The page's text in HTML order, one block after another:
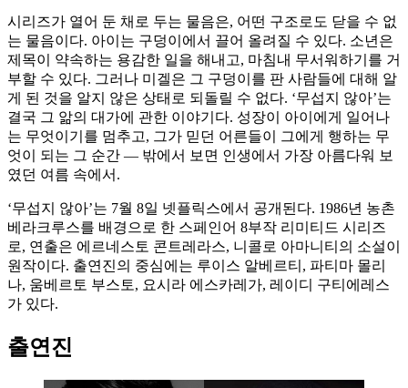
시리즈가 열어 둔 채로 두는 물음은, 어떤 구조로도 닫을 수 없
는 물음이다. 아이는 구덩이에서 끌어 올려질 수 있다. 소년은
제목이 약속하는 용감한 일을 해내고, 마침내 무서워하기를 거
부할 수 있다. 그러나 미겔은 그 구덩이를 판 사람들에 대해 알
게 된 것을 알지 않은 상태로 되돌릴 수 없다. ‘무섭지 않아’는
결국 그 앎의 대가에 관한 이야기다. 성장이 아이에게 일어나
는 무엇이기를 멈추고, 그가 믿던 어른들이 그에게 행하는 무
엇이 되는 그 순간 — 밖에서 보면 인생에서 가장 아름다워 보
였던 여름 속에서.
‘무섭지 않아’는 7월 8일 넷플릭스에서 공개된다. 1986년 농촌
베라크루스를 배경으로 한 스페인어 8부작 리미티드 시리즈
로, 연출은 에르네스토 콘트레라스, 니콜로 아마니티의 소설이
원작이다. 출연진의 중심에는 루이스 알베르티, 파티마 몰리
나, 움베르토 부스토, 요시라 에스카레가, 레이디 구티에레스
가 있다.
출연진